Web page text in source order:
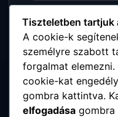
Szabolcs-
Tiszteletben tartjuk
A cookie-k
személyre szabott
forgalmat
cookie-kat
gombra kattintva.
elfogadása gombra